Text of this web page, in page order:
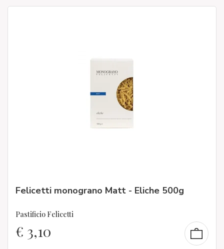
Felicetti monograno Matt - Eliche 500g
Pastificio Felicetti
€ 3,10